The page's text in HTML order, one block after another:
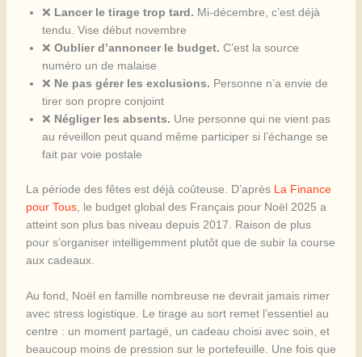
❌ Lancer le tirage trop tard. Mi-décembre, c’est déjà
tendu. Vise début novembre
❌ Oublier d’annoncer le budget. C’est la source
numéro un de malaise
❌ Ne pas gérer les exclusions. Personne n’a envie de
tirer son propre conjoint
❌ Négliger les absents. Une personne qui ne vient pas
au réveillon peut quand même participer si l’échange se
fait par voie postale
La période des fêtes est déjà coûteuse. D’après La Finance
pour Tous, le budget global des Français pour Noël 2025 a
atteint son plus bas niveau depuis 2017. Raison de plus
pour s’organiser intelligemment plutôt que de subir la course
aux cadeaux.
Au fond, Noël en famille nombreuse ne devrait jamais rimer
avec stress logistique. Le tirage au sort remet l’essentiel au
centre : un moment partagé, un cadeau choisi avec soin, et
beaucoup moins de pression sur le portefeuille. Une fois que